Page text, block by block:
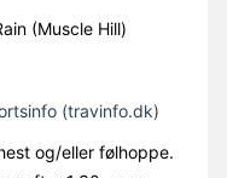
(Muscle Hill)
(travinfo.dk)
og/eller følhoppe.